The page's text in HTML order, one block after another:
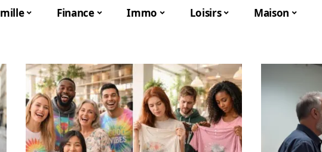
Finance Immo Loisirs Maison